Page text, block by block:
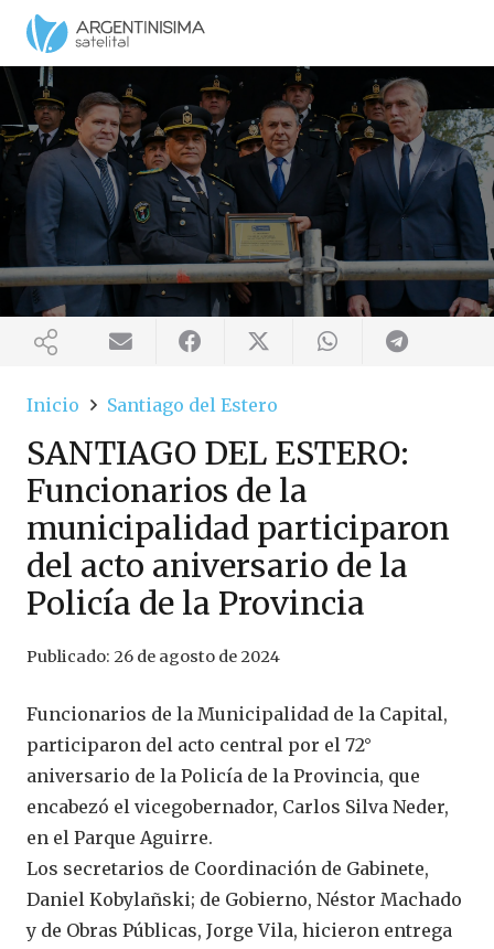
Inicio Santiago del Estero
SANTIAGO DEL ESTERO:
Funcionarios de la
municipalidad participaron
del acto aniversario de la
Policía de la Provincia
Publicado: 26 de agosto de 2024
Funcionarios de la Municipalidad de la Capital,
participaron del acto central por el 72°
aniversario de la Policía de la Provincia, que
encabezó el vicegobernador, Carlos Silva Neder,
en el Parque Aguirre.
Los secretarios de Coordinación de Gabinete,
Daniel Kobylañski; de Gobierno, Néstor Machado
y de Obras Públicas, Jorge Vila, hicieron entrega